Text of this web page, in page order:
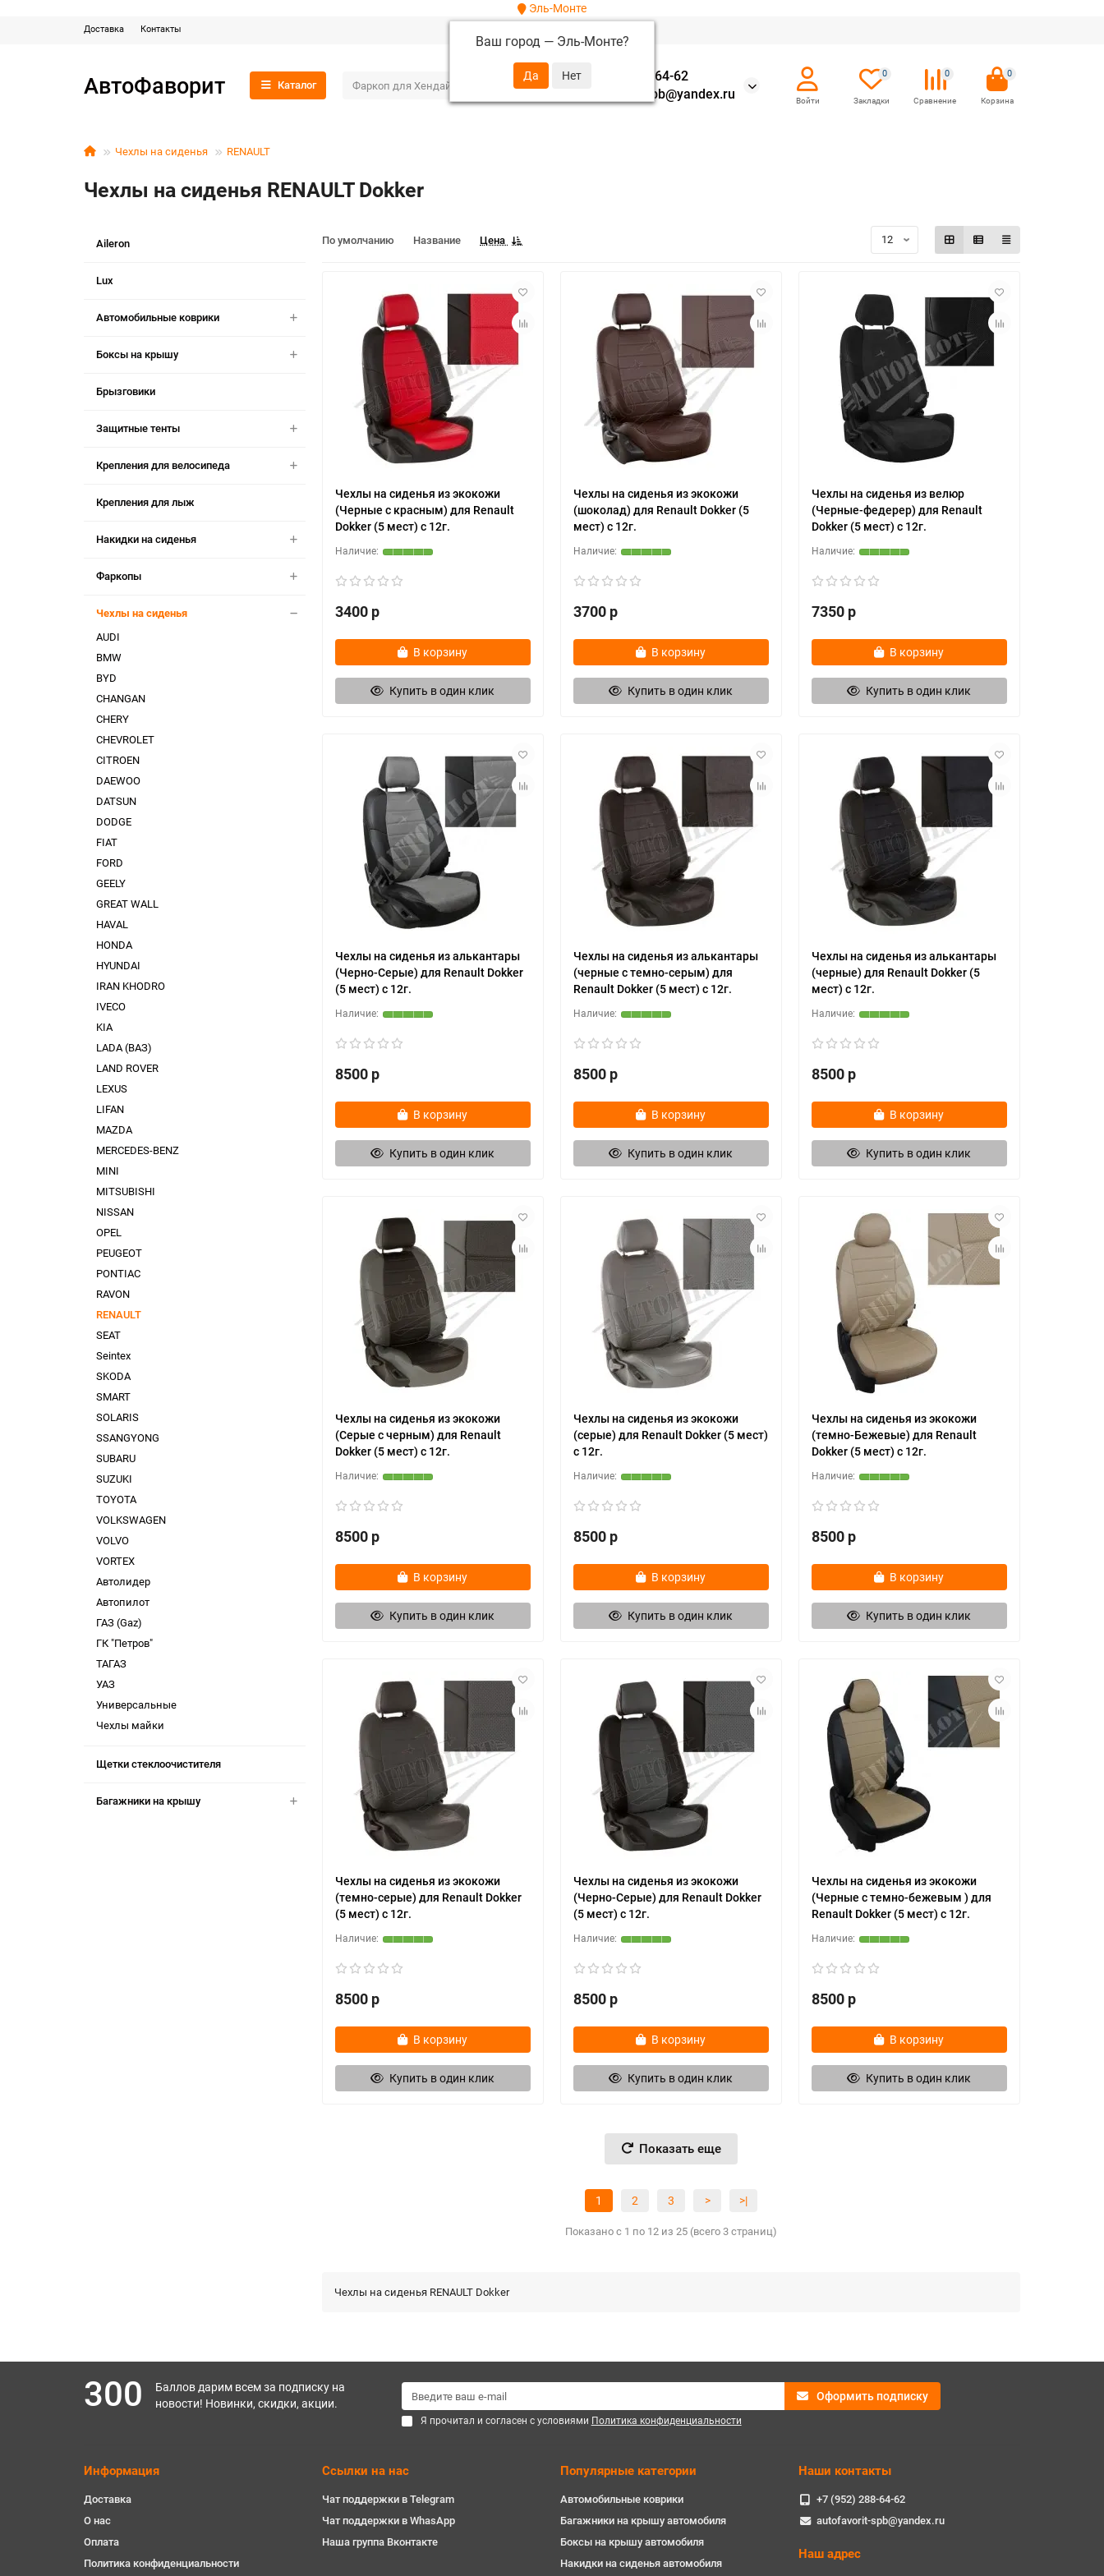
Эль-Монте
Ваш город — Эль-Монте?
Доставка Контакты
АвтоФаворит Каталог
+7 (952) 288-64-62
autofavorit-spb@yandex.ru
0 0 0
Чехлы на сиденья RENAULT
Чехлы на сиденья RENAULT Dokker
Aileron
Lux
Автомобильные коврики
Боксы на крышу
Брызговики
Защитные тенты
Крепления для велосипеда
Крепления для лыж
Накидки на сиденья
Фаркопы
Чехлы на сиденья
AUDI
BMW
BYD
CHANGAN
CHERY
CHEVROLET
CITROEN
DAEWOO
DATSUN
DODGE
FIAT
FORD
GEELY
GREAT WALL
HAVAL
HONDA
HYUNDAI
IRAN KHODRO
IVECO
KIA
LADA (ВАЗ)
LAND ROVER
LEXUS
LIFAN
MAZDA
MERCEDES-BENZ
MINI
MITSUBISHI
NISSAN
OPEL
PEUGEOT
PONTIAC
RAVON
RENAULT
SEAT
Seintex
SKODA
SMART
SOLARIS
SSANGYONG
SUBARU
SUZUKI
TOYOTA
VOLKSWAGEN
VOLVO
VORTEX
Автолидер
Автопилот
ГАЗ (Gaz)
ГК "Петров"
ТАГАЗ
УАЗ
Универсальные
Чехлы майки
Щетки стеклоочистителя
Багажники на крышу
По умолчанию Название Цена
Чехлы на сиденья из экокожи
(Черные с красным) для Renault
Dokker (5 мест) c 12г.
3400 р
В корзину
Купить в один клик
Чехлы на сиденья из экокожи
(шоколад) для Renault Dokker (5
мест) c 12г.
3700 р
В корзину
Купить в один клик
Чехлы на сиденья из велюр
(Черные-федерер) для Renault
Dokker (5 мест) c 12г.
7350 р
В корзину
Купить в один клик
Чехлы на сиденья из алькантары
(Черно-Серые) для Renault Dokker
(5 мест) c 12г.
8500 р
В корзину
Купить в один клик
Чехлы на сиденья из алькантары
(черные с темно-серым) для
Renault Dokker (5 мест) c 12г.
8500 р
В корзину
Купить в один клик
Чехлы на сиденья из алькантары
(черные) для Renault Dokker (5
мест) c 12г.
8500 р
В корзину
Купить в один клик
Чехлы на сиденья из экокожи
(Серые с черным) для Renault
Dokker (5 мест) c 12г.
8500 р
В корзину
Купить в один клик
Чехлы на сиденья из экокожи
(серые) для Renault Dokker (5 мест)
c 12г.
8500 р
В корзину
Купить в один клик
Чехлы на сиденья из экокожи
(темно-Бежевые) для Renault
Dokker (5 мест) c 12г.
8500 р
В корзину
Купить в один клик
Чехлы на сиденья из экокожи
(темно-серые) для Renault Dokker
(5 мест) c 12г.
8500 р
В корзину
Купить в один клик
Чехлы на сиденья из экокожи
(Черно-Серые) для Renault Dokker
(5 мест) c 12г.
8500 р
В корзину
Купить в один клик
Чехлы на сиденья из экокожи
(Черные с темно-бежевым ) для
Renault Dokker (5 мест) c 12г.
8500 р
В корзину
Купить в один клик
Показать еще
1 2 3 > >|
Показано с 1 по 12 из 25 (всего 3 страниц)
Чехлы на сиденья RENAULT Dokker
300
Баллов дарим всем за подписку на
новости! Новинки, скидки, акции.
Оформить подписку
Я прочитал и согласен с условиями Политика конфиденциальности
Информация
Доставка
О нас
Оплата
Политика конфиденциальности
Ссылки на нас
Чат поддержки в Telegram
Чат поддержки в WhasApp
Наша группа Вконтакте
Популярные категории
Автомобильные коврики
Багажники на крышу автомобиля
Боксы на крышу автомобиля
Накидки на сиденья автомобиля
Наши контакты
+7 (952) 288-64-62
autofavorit-spb@yandex.ru
Наш адрес